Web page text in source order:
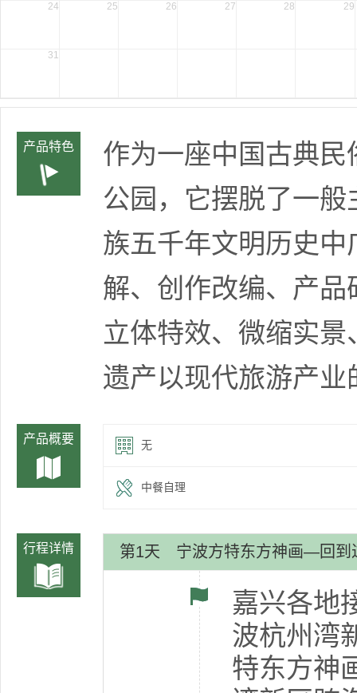
24 25 26 27 28 29
31
产品特色
作为一座中国古典
公园，它摆脱了一
族五千年文明历史
解、创作改编、产
立体特效、微缩实
遗产以现代旅游产
产品概要 无
中餐自理
行程详情 第1天 宁波方特东方神画—回到
嘉兴各地
波杭州湾
特东方神